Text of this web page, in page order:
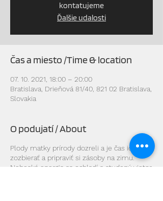
kontatujeme
Ďalšie udalosti
Čas a miesto /Time & location
07. 10. 2021, 18:00 – 20:00
Bratislava, Drieňová 81/40, 821 02 Bratislava,
Slovakia
O podujatí / About
Plody matky prírody dozreli a je čas ich
zozbierať a pripraviť si zásoby na zimu.
Nebeská energia sa ochladí a studený vietor